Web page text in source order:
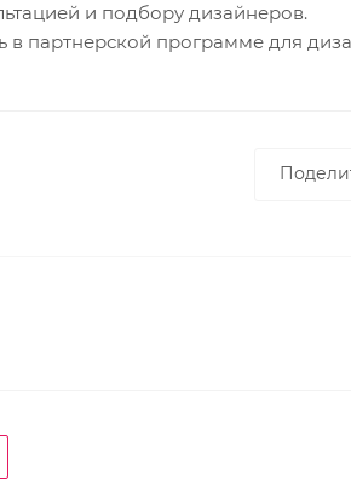
и подбору дизайнеров.
в партнерской программе для